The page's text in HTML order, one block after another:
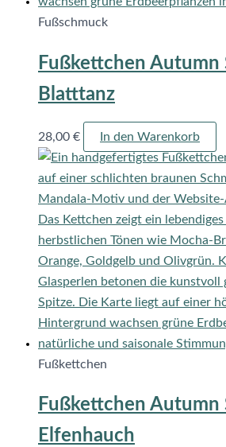
Fußschmuck
Fußkettchen Autumn
Blatttanz
28,00 € In den Warenkorb
Fußkettchen
Fußkettchen Autumn
Elfenhauch